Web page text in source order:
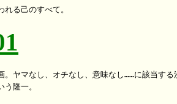
。ヤマなし、オチなし、意味なし……に該当する